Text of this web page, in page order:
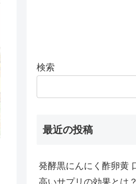
検索
最近の投稿
発酵黒にんにく酢卵黄
高いサプリの効果とは？